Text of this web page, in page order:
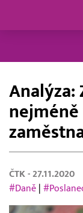
Analýza:
ČTK - 27.11.2020
#Daně